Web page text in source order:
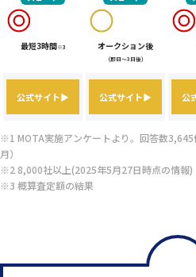
最短3時間※3 オークション後
(即日～3日後)
公式サイト▶ 公式サイト▶ 公
※1 MOTA実施アンケートより。回答数
月）
※2 8,000社以上(2025年5月27日時点の情報)
※3 概算査定額の結果